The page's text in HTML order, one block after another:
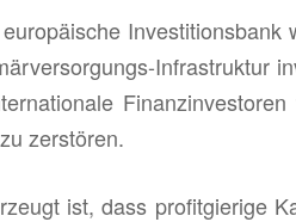
In­ves­ti­ti­ons­bank
In­fra­struk­tur
zer­stö­ren.
ist, dass pro­fit­gie­ri­ge